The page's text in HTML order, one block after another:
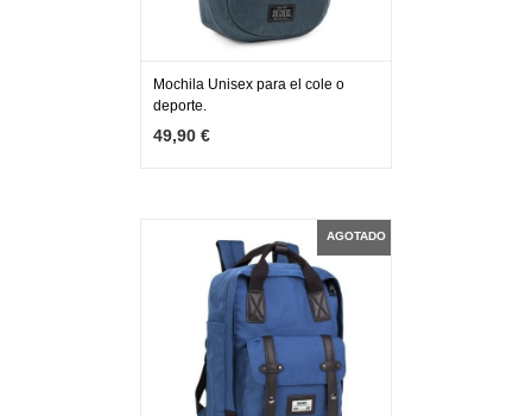
AGOTADO
Mochila Unisex para el cole o
deporte.
49,90 €
AGOTADO